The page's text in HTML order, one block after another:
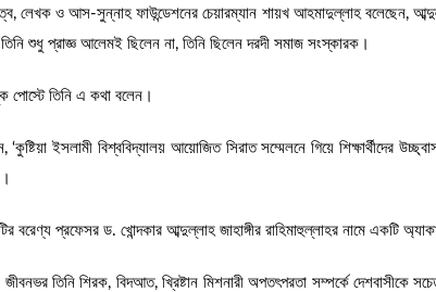
লেখক ও আস-সুন্নাহ ফাউন্ডেশনের চেয়ারম্যান শায়খ আহমাদুল্লাহ বলেছেন,
শুধু প্রাজ্ঞ আলেমই ছিলেন না, তিনি ছিলেন দরদী সমাজ সংস্কারক।
পোস্টে তিনি এ কথা বলেন।
ইসলামী বিশ্ববিদ্যালয় আয়োজিত সিরাত সম্মেলনে গিয়ে শিক্ষার্থীদের
বরেণ্য প্রফেসর ড. খোন্দকার আব্দুল্লাহ জাহাঙ্গীর রাহিমাহুল্লাহর নামে একটি
তিনি শিরক, বিদআত, খ্রিষ্টান মিশনারী অপতৎপরতা সম্পর্কে দেশবাসীকে